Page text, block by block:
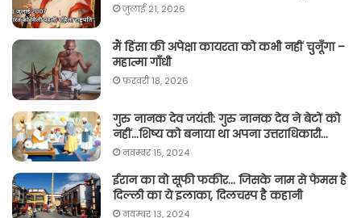
जुलाई 21, 2026
मैं हिंसा की अपेक्षा कायरता को कभी नहीं चुनूँगा –
महात्मा गाँधी
फ़रवरी 18, 2026
गुरु नानक देव जयंती: गुरु नानक देव ने बेटों को
नहीं…शिष्य को बनाया था अपना उत्तराधिकारी…
नवम्बर 15, 2024
ईरान का वो सूफी फकीर… जिसके नाम से फेमस है
दिल्ली का ये इलाका, दिलचस्प है कहानी
नवम्बर 13, 2024